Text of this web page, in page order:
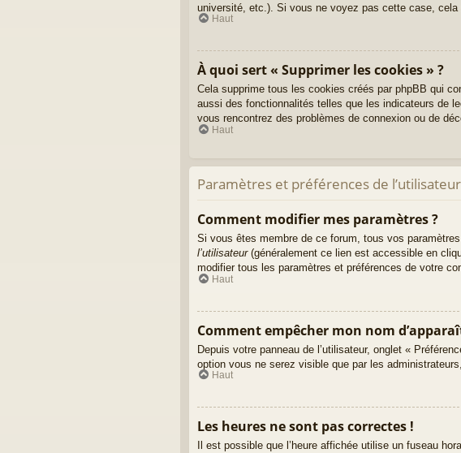
université, etc.). Si vous ne voyez pas cette case, cela
Haut
À quoi sert « Supprimer les cookies » ?
Cela supprime tous les cookies créés par phpBB qui
aussi des fonctionnalités telles que les indicateurs de
vous rencontrez des problèmes de connexion ou de
Haut
Paramètres et préférences de l’utilisateur
Comment modifier mes paramètres ?
Si vous êtes membre de ce forum, tous vos
l’utilisateur(généralement ce lien est accessible en
modifier tous les paramètres et préférences de votre
Haut
Comment empêcher mon nom
Depuis votre panneau de l’utilisateur, onglet «
option vous ne serez visible que par les
Haut
Les heures ne sont pas correctes !
Il est possible que l’heure affichée utilise un fuseau